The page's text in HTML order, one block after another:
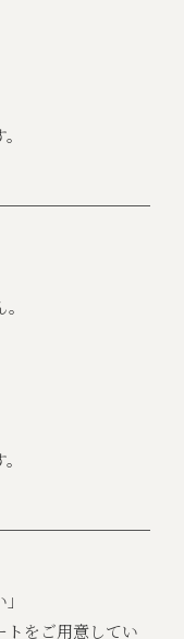
トをご用意してい